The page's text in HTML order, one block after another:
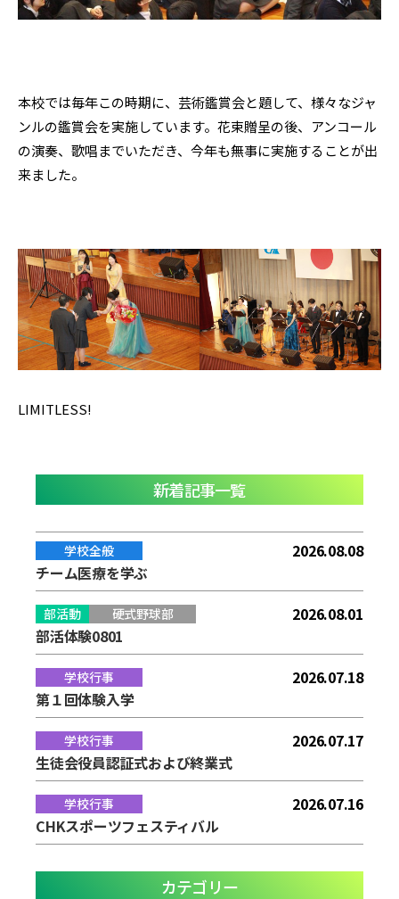
本校では毎年この時期に、芸術鑑賞会と題して、様々なジャ
ンルの鑑賞会を実施しています。花束贈呈の後、アンコール
の演奏、歌唱までいただき、今年も無事に実施することが出
来ました。
LIMITLESS!
新着記事一覧
学校全般
2026.08.08
チーム医療を学ぶ
部活動 硬式野球部
2026.08.01
部活体験0801
学校行事
2026.07.18
第１回体験入学
学校行事
2026.07.17
生徒会役員認証式および終業式
学校行事
2026.07.16
CHKスポーツフェスティバル
カテゴリー